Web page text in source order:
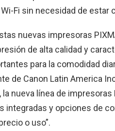
Fi sin necesidad de estar
nuevas impresoras
de alta calidad y
para la comodidad
de Canon Latin America
la nueva línea de
integradas y opciones de
o uso”.